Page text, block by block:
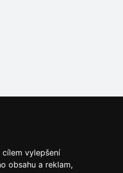
vylepšení
obsahu a reklam,